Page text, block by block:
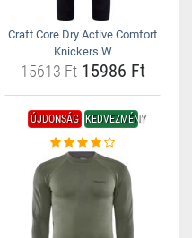
Craft Core Dry Active Comfort
Knickers W
15613 Ft15986 Ft
ÚJDONSÁG KEDVEZMÉNY